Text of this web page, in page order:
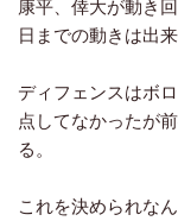
康平、倖大が動き
日までの動きは出
ディフェンスはボ
点してなかったが
る。
これを決められなん